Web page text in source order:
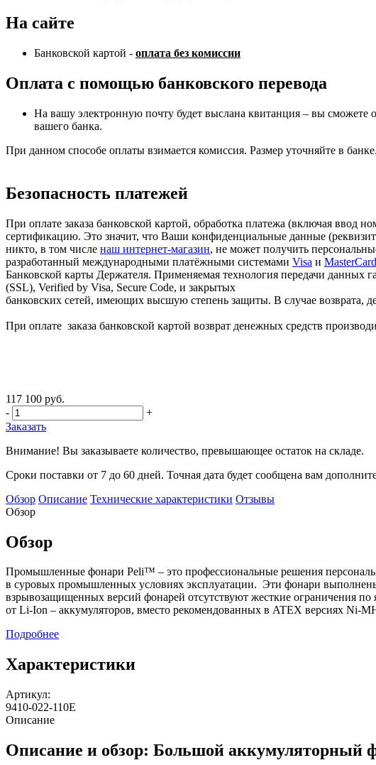
На сайте
Банковской картой - оплата без комиссии
Оплата с помощью банковского перевода
На вашу электронную почту будет выслана квитанция – вы
вашего банка.
При данном способе оплаты взимается комиссия. Размер уточняйте в банке.
Безопасность платежей
При оплате заказа банковской картой, обработка платежа (включая
сертификацию. Это значит, что Ваши конфиденциальные данные
никто, в том числе наш интернет-магазин, не может получить
разработанный международными платёжными системами Visa и MasterCard
Банковской карты Держателя. Применяемая технология передачи данных
(SSL), Verified by Visa, Secure Code, и закрытых
банковских сетей, имеющих высшую степень защиты. В случае возврата,
При оплате заказа банковской картой возврат денежных средств
117 100 руб.
-
+
Заказать
Внимание! Вы заказываете количество, превышающее остаток на складе.
Сроки поставки от 7 до 60 дней. Точная дата будет сообщена вам
Обзор Описание Технические характеристики Отзывы
Обзор
Обзор
Промышленные фонари Peli™ – это профессиональные решения
в суровых промышленных условиях эксплуатации. Эти фонари
взрывозащищенных версий фонарей отсутствуют жесткие ограничения
от Li-Ion – аккумуляторов, вместо рекомендованных в ATEX версиях Ni-
Подробнее
Характеристики
Артикул:
9410-022-110E
Описание
Описание и обзор: Большой аккумуляторный